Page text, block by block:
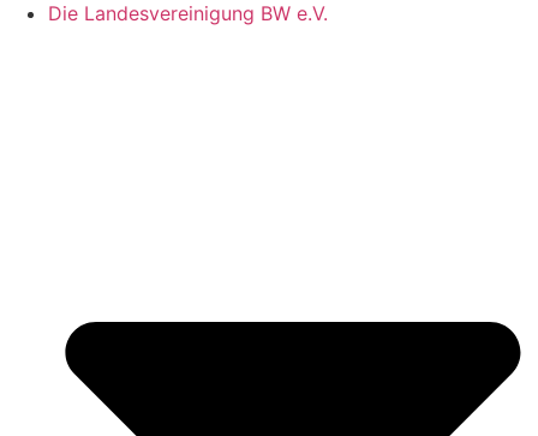
Die Landesvereinigung BW e.V.